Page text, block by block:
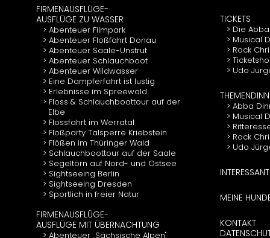
FIRMENAUSFLÜGE-
AUSFLÜGE ZU WASSER
Abenteuer Filmpark
Abenteuer Floßfahrt Donau
Abenteuer Saale-Unstrut
Abenteuer Schlauchboot
Abenteuer Wildwasser
Eine Dampferfahrt ist lustig
Erlebnisse im Spreewald
Floss & Schlauchboottour auf der
Elbe
Flossfahrt im Werratal
Floßparty Talsperre Kriebstein
Flößen im Thüringer Wald
Schlauchboottour auf der Saale
Segeltörn auf Nord- und Ostsee
Sightseeing Berlin
Sightseeing Dresden
Sportlich in freier Natur
FIRMENAUSFLÜGE-
AUSFLÜGE MIT ÜBERNACHTUNG
Abenteuer „Sächsische Alpen"
TICKETS
Die
Musical
Rock
Udo
Abba
Musical
Rock
Udo
MEINE
KONTAKT